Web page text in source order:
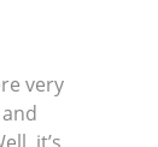
very